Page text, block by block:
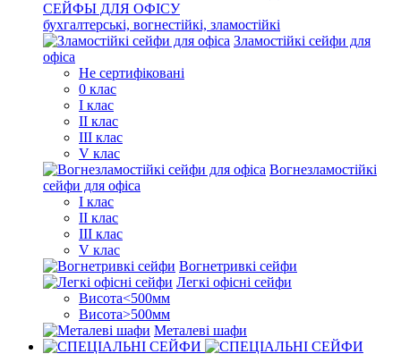
СЕЙФЫ ДЛЯ ОФІСУ
бухгалтерські, вогнестійкі, зламостійкі
Зламостійкі сейфи для
офіса
Не сертифіковані
0 клас
I клас
II клас
III клас
V клас
Вогнезламостійкі
сейфи для офіса
I клас
II клас
III клас
V клас
Вогнетривкі сейфи
Легкі офісні сейфи
Висота<500мм
Висота>500мм
Металеві шафи